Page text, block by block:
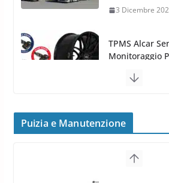
3 Dicembre
TPMS Alcar
Monitoraggio
4 Aprile 2022
MAK 2019 –
Puizia e Manutenzione